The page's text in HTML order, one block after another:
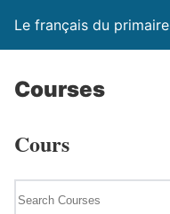
Le français du primaire
Courses
Cours